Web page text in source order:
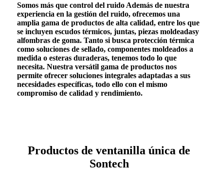
Somos más que control del ruido Además de nuestra
experiencia en la gestión del ruido, ofrecemos una
amplia gama de productos de alta calidad, entre los que
se incluyen escudos térmicos, juntas, piezas moldeadasy
alfombras de goma. Tanto si busca protección térmica
como soluciones de sellado, componentes moldeados a
medida o esteras duraderas, tenemos todo lo que
necesita. Nuestra versátil gama de productos nos
permite ofrecer soluciones integrales adaptadas a sus
necesidades específicas, todo ello con el mismo
compromiso de calidad y rendimiento.
Productos de ventanilla única de
Sontech